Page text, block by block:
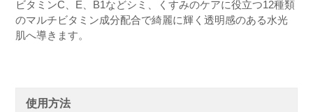
ビタミンC、E、B1などシミ、くすみのケアに役立つ12種類
のマルチビタミン成分配合で綺麗に輝く透明感のある水光
肌へ導きます。
使用方法